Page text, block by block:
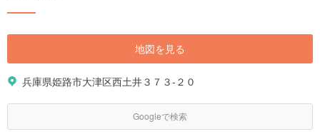
地図を見る
兵庫県姫路市大津区西土井３７３-２０
Googleで検索